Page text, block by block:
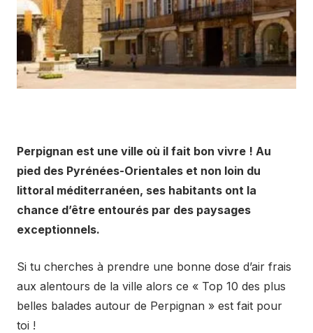
Perpignan est une ville où il fait bon vivre ! Au
pied des Pyrénées-Orientales et non loin du
littoral méditerranéen, ses habitants ont la
chance d’être entourés par des paysages
exceptionnels.
Si tu cherches à prendre une bonne dose d’air frais
aux alentours de la ville alors ce « Top 10 des plus
belles balades autour de Perpignan » est fait pour
toi !